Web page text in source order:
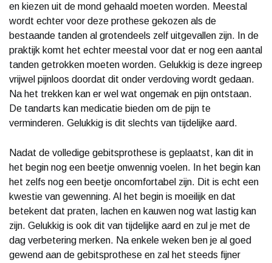
en kiezen uit de mond gehaald moeten worden. Meestal
wordt echter voor deze prothese gekozen als de
bestaande tanden al grotendeels zelf uitgevallen zijn. In de
praktijk komt het echter meestal voor dat er nog een aantal
tanden getrokken moeten worden. Gelukkig is deze ingreep
vrijwel pijnloos doordat dit onder verdoving wordt gedaan.
Na het trekken kan er wel wat ongemak en pijn ontstaan.
De tandarts kan medicatie bieden om de pijn te
verminderen. Gelukkig is dit slechts van tijdelijke aard.
Nadat de volledige gebitsprothese is geplaatst, kan dit in
het begin nog een beetje onwennig voelen. In het begin kan
het zelfs nog een beetje oncomfortabel zijn. Dit is echt een
kwestie van gewenning. Al het begin is moeilijk en dat
betekent dat praten, lachen en kauwen nog wat lastig kan
zijn. Gelukkig is ook dit van tijdelijke aard en zul je met de
dag verbetering merken. Na enkele weken ben je al goed
gewend aan de gebitsprothese en zal het steeds fijner